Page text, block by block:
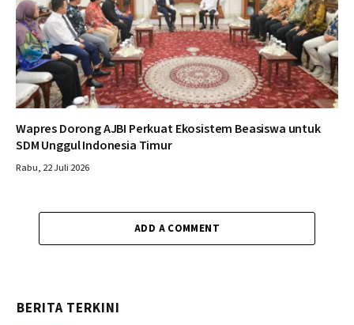
Wapres Dorong AJBI Perkuat Ekosistem Beasiswa untuk
SDM Unggul Indonesia Timur
Rabu, 22 Juli 2026
ADD A COMMENT
BERITA TERKINI